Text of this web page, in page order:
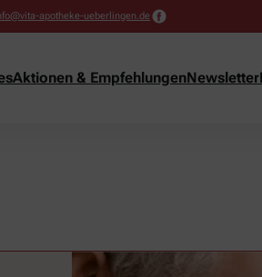
apotheke-ueberlingen.de
Aktionen & EmpfehlungenNewsletter